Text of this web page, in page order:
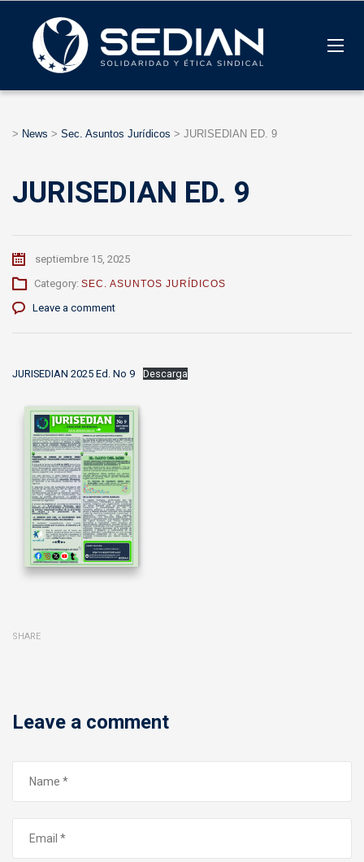
> News > Sec. Asuntos Jurídicos > JURISEDIAN ED. 9
JURISEDIAN ED. 9
septiembre 15, 2025
Category: SEC. ASUNTOS JURÍDICOS
Leave a comment
JURISEDIAN 2025 Ed. No 9 Descarga
SHARE
Leave a comment